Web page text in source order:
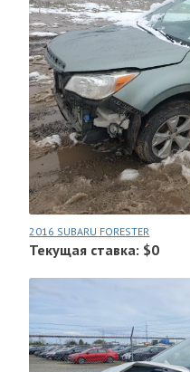
2016 SUBARU FORESTER
Текущая ставка: $0